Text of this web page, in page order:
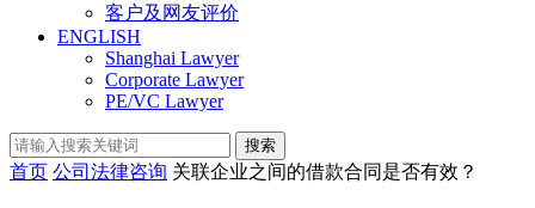
客户及网友评价
ENGLISH
Shanghai Lawyer
Corporate Lawyer
PE/VC Lawyer
搜索
首页 公司法律咨询 关联企业之间的借款合同是否有效？